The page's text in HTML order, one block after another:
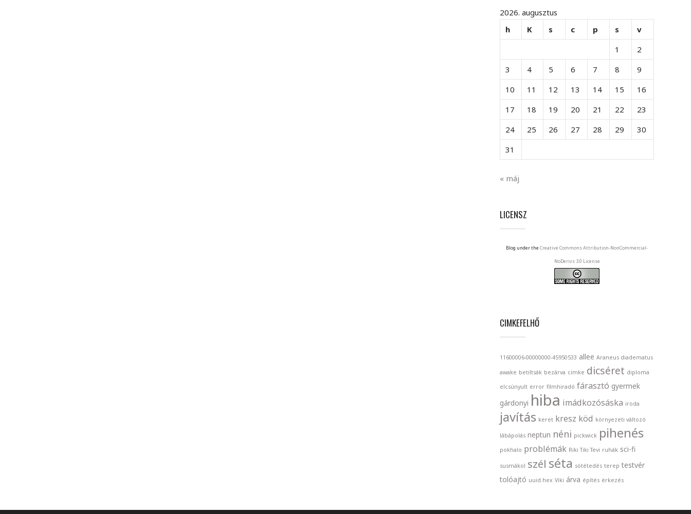
2026. augusztus
h
K s c p s
v
1
2
3
4 5 6 7 8
9
10
11 12 13 14 15
16
17
18 19 20 21 22
23
24
25 26 27 28 29
30
31
« máj
LICENSZ
Blog under the Creative Commons Attribution-NonCommercial-
NoDerivs 3.0 License
CIMKEFELHŐ
11600006-00000000-45950533 allee Araneus diadematus
awake betiltsák bezárva cimke dicséret diploma
elcsúnyult error filmhiradó fárasztó gyermek
gárdonyi hiba imádkozósáska iroda
javítás keret kresz köd környezeti változó
lábápolás neptun néni pickwick pihenés
pokhalo problémák Riki Tiki Tevi ruhák sci-fi
susmákol szél séta sötétedés terep testvér
tolóajtó uuid.hex Viki árva építés érkezés